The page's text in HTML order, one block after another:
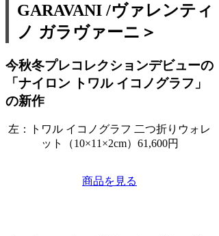
GARAVANI /ヴァレンティ
ノ ガラヴァーニ＞
今秋冬プレコレクションデビューの
「ナイロン トワル イコノグラフ」
の新作
左：トワル イコノグラフ 二つ折りウォレ
ット（10×11×2cm）61,600円
商品を見る